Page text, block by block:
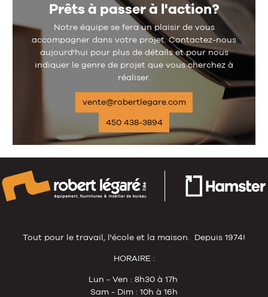
Prêts à passer à l'action?
Notre équipe se fera un plaisir de vous
accompagner dans votre projet. Contactez-nous
aujourd'hui pour plus de détails et pour nous
indiquer le genre de projet que vous cherchez à
réaliser.
vente@robertlegare.com
450 438-3894
Tout pour le travail, l'école et la maison. Depuis 1974!
HORAIRE :
Lun - Ven : 8h30 à 17h
Sam - Dim : 10h à 16h